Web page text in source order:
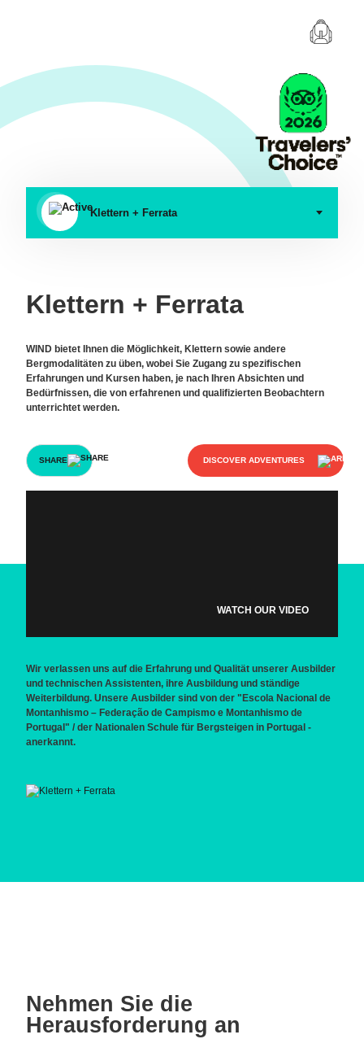
Klettern + Ferrata
Klettern + Ferrata
WIND bietet Ihnen die Möglichkeit, Klettern sowie andere
Bergmodalitäten zu üben, wobei Sie Zugang zu spezifischen
Erfahrungen und Kursen haben, je nach Ihren Absichten und
Bedürfnissen, die von erfahrenen und qualifizierten Beobachtern
unterrichtet werden.
DISCOVER ADVENTURES
SHARE
WATCH OUR VIDEO
Wir verlassen uns auf die Erfahrung und Qualität unserer Ausbilder
und technischen Assistenten, ihre Ausbildung und ständige
Weiterbildung. Unsere Ausbilder sind von der "Escola Nacional de
Montanhismo – Federação de Campismo e Montanhismo de
Portugal" / der Nationalen Schule für Bergsteigen in Portugal -
anerkannt.
Nehmen Sie die
Herausforderung an